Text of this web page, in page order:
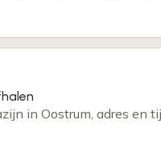
in Oostrum, adres en